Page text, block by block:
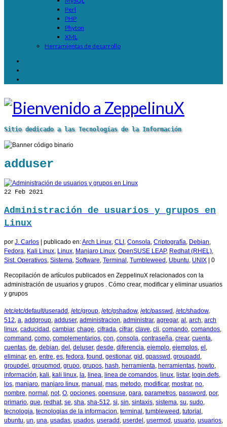
Perl
PHP
Phyton
XML
Herramientas de desarrollo
Sitio dedicado a las Tecnologías de la Información
adduser
22 Feb 2021
Administración de usuarios y grupos en
Linux
por J. Carlos publicado en:Arch Linux, CLI , Consola, Criptografía, Debian,
Fedora, Kali Linux, Linux, Manjaro Linux, OpenSUSE LEAP, Redhat (RHEL),
Sist. Operativos, Sistema, Software, Terminal , Tumbleweed , Ubuntu, UNIX 0
Recopilación de artículos publicados en ZeppelinuX relacionados con la
administración de usuarios y grupos . Cómo crear, modificar y eliminar usuarios
y grupos
/etc/etc/default/useradd , /etc/group, /etc/gshadow, /etc/passwd , /etc/shadow,
512, a, addgroup, adduser, administracion, administrar, agregar, al , arch, arch
linux, caducidad , cambiar, chage, cifrada, cifrar, clave, cli, comando, comandos,
command , como, complementarios, con, consola, contraseña, crear, cuenta,
cuentas, de, debian, del , deluser, desde, diferencia, ejemplo, ejemplos, el ,
eliminar, en, entre, es, fedora, found , gestionar, gid , gpasswd , groupadd ,
groupdel , groupmod , grupo, grupos, hash, herramienta, herramientas, howto,
información, kali, kali linux, la, linea, linea de comandos, linux, listar, login.defs,
los, manjaro, manjaro linux, manual , mas, metodo, modificar, mostrar, no,
nombre, normal , not, O, opciones, opensuse, para, parametros, password , por,
primario, que, redhat, se, sha, sha-512, si, sin, sintaxis, sistema, su, sudo,
tecnologia, tecnologias de la informacion, terminal , tumbleweed , tutorial ,
ubuntu, un, una, usadas, usados, useradd , userdel , usermod , usuario, usuarios,